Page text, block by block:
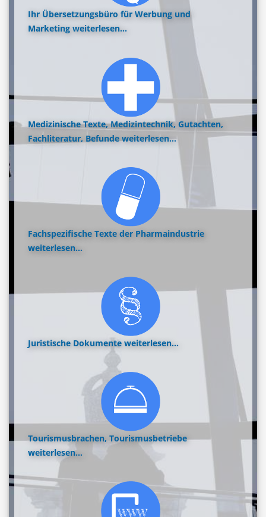
Ihr Übersetzungsbüro für Werbung und
Marketing weiterlesen...
Medizinische Texte, Medizintechnik, Gutachten,
Fachliteratur, Befunde weiterlesen...
Fachspezifische Texte der Pharmaindustrie
weiterlesen...
Juristische Dokumente weiterlesen...
Tourismusbrachen, Tourismusbetriebe
weiterlesen...